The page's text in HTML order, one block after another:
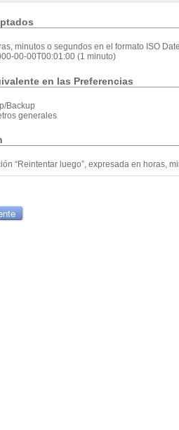
minutos o segundos en el formato ISO
00-00T00:01:00 (1 minuto)
en las Preferencias
Backup
generales
“Reintentar luego”, expresada en horas,